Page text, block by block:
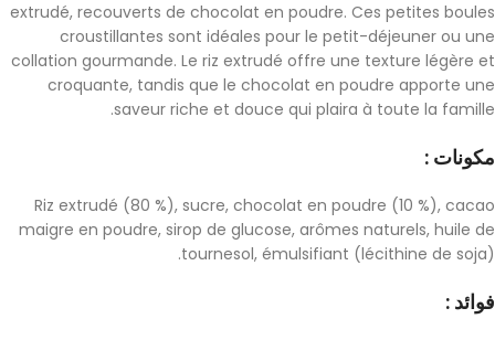
extrudé, recouverts de chocolat en poudre. Ces petites boules
croustillantes sont idéales pour le petit-déjeuner ou une
collation gourmande. Le riz extrudé offre une texture légère et
croquante, tandis que le chocolat en poudre apporte une
saveur riche et douce qui plaira à toute la famille.
مكونات :
Riz extrudé (80 %), sucre, chocolat en poudre (10 %), cacao
maigre en poudre, sirop de glucose, arômes naturels, huile de
tournesol, émulsifiant (lécithine de soja).
فوائد :